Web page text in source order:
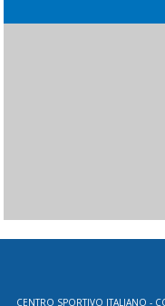
CENTRO SPORTIVO ITALIANO -